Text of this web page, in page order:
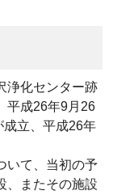
浄化センター跡
平成26年9月26
成立、平成26年
いて、当初の予
、またその施設